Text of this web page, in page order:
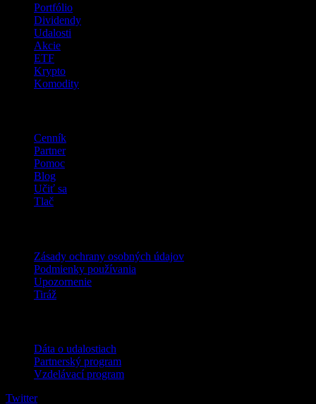
Portfólio
Dividendy
Udalosti
Akcie
ETF
Krypto
Komodity
Cenník
Partner
Pomoc
Blog
Učiť sa
Tlač
Zásady ochrany osobných údajov
Podmienky používania
Upozornenie
Tiráž
Dáta o udalostiach
Partnerský program
Vzdelávací program
Twitter